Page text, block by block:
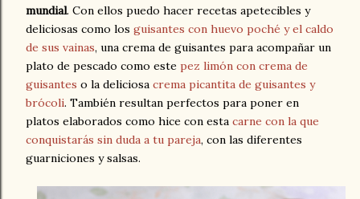
mundial. Con ellos puedo hacer recetas apetecibles y
deliciosas como los guisantes con huevo poché y el caldo
de sus vainas, una crema de guisantes para acompañar un
plato de pescado como este pez limón con crema de
guisantes o la deliciosa crema picantita de guisantes y
brócoli. También resultan perfectos para poner en
platos elaborados como hice con esta carne con la que
conquistarás sin duda a tu pareja, con las diferentes
guarniciones y salsas.